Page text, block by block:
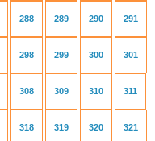
288 289 290 291
298 299 300 301
308 309 310 311
318 319 320 321